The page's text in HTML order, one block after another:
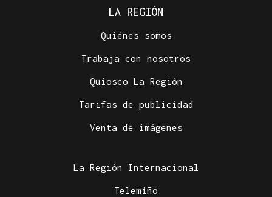
LA REGIÓN
Quiénes somos
Trabaja con nosotros
Quiosco La Región
Tarifas de publicidad
Venta de imágenes
La Región Internacional
Telemiño